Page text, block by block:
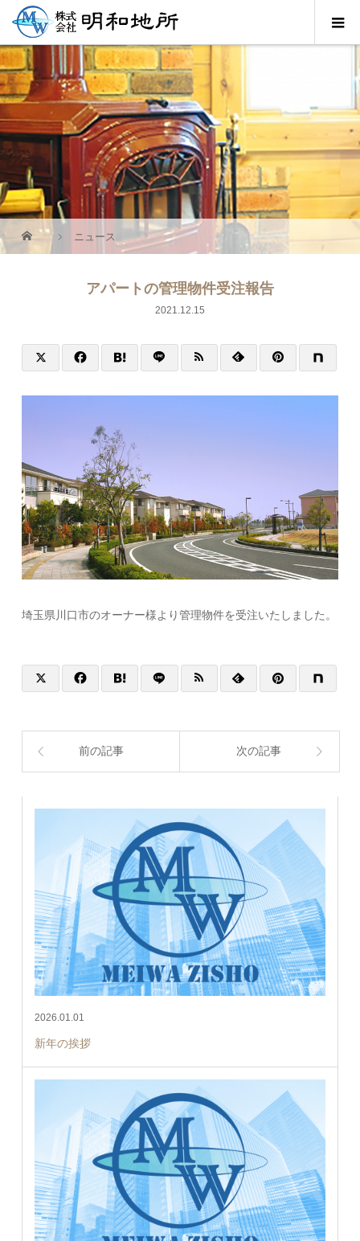
ニュース
アパートの管理物件受注報告
2021.12.15
埼玉県川口市のオーナー様より管理物件を受注いたしました。
前の記事 次の記事
2026.01.01
新年の挨拶